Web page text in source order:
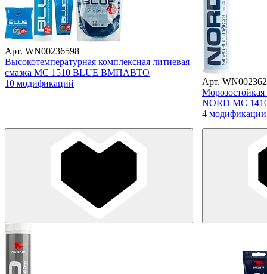
Арт. WN00236598
Высокотемпературная комплексная литиевая
смазка МС 1510 BLUE ВМПАВТО
10 модификаций
Арт.
Морозостойкая
NORD МС
4 модификации